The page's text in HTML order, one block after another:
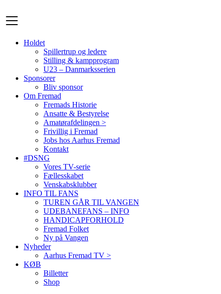
til
indhold
Holdet
Spillertrup og ledere
Stilling & kampprogram
U23 – Danmarksserien
Sponsorer
Bliv sponsor
Om Fremad
Fremads Historie
Ansatte & Bestyrelse
Amatørafdelingen >
Frivillig i Fremad
Jobs hos Aarhus Fremad
Kontakt
#DSNG
Vores TV-serie
Fællesskabet
Venskabsklubber
INFO TIL FANS
TUREN GÅR TIL VANGEN
UDEBANEFANS – INFO
HANDICAPFORHOLD
Fremad Folket
Ny på Vangen
Nyheder
Aarhus Fremad TV >
KØB
Billetter
Shop